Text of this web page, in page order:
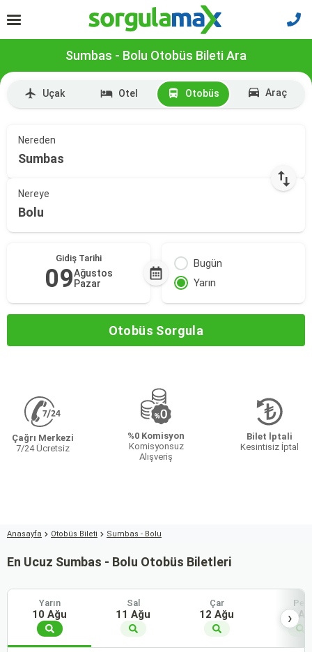
Sumbas - Bolu Otobüs Bileti Ara
Uçak Otel Otobüs Araç
Nereden
Sumbas
Nereye
Bolu
Gidiş Tarihi
09Ağustos
Pazar
Bugün
Yarın
Otobüs Sorgula
Çağrı Merkezi
7/24 Ücretsiz
%0 Komisyon
Komisyonsuz
Alışveriş
Bilet İptali
Kesintisiz İptal
Anasayfa Otobüs Bileti Sumbas - Bolu
En Ucuz Sumbas - Bolu Otobüs Biletleri
Yarın
10 Ağu
Sal
11 Ağu
Çar
12 Ağu
Per
13
›